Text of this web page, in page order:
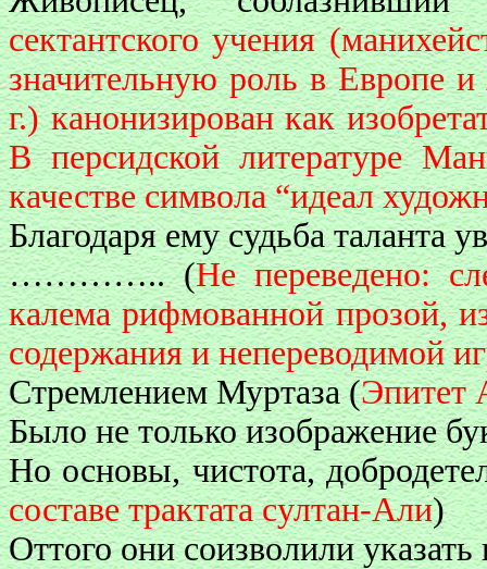
сектантского учения
значительную роль в Европе
г.) канонизирован как
В персидской литературе
качестве символа “идеал
Благодаря ему судьба таланта
………….. (Не переведено:
калема рифмованной прозой,
содержания и непереводимой
Стремлением Муртаза (Эпитет
Было не только изображение
Но основы, чистота,
составе трактата султан-Али)
Оттого они соизволили